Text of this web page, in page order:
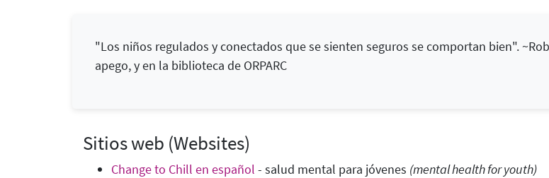
"Los niños regulados y conectados que se sienten seguros se comportan bien".
apego, y en la biblioteca de ORPARC
Sitios web (Websites)
Change to Chill en español - salud mental para jóvenes (mental health for youth)